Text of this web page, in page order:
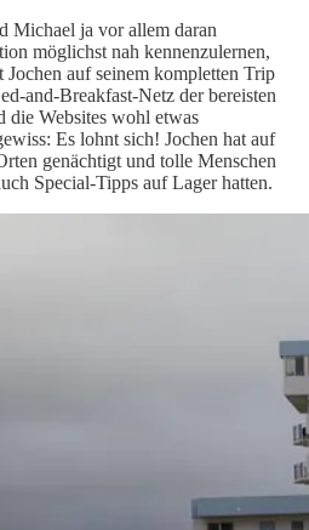
Michael ja vor allem daran
möglichst nah kennenzulernen,
Jochen auf seinem kompletten Trip
and-Breakfast-Netz der bereisten
die Websites wohl etwas
Es lohnt sich! Jochen hat auf
genächtigt und tolle Menschen
Special-Tipps auf Lager hatten.